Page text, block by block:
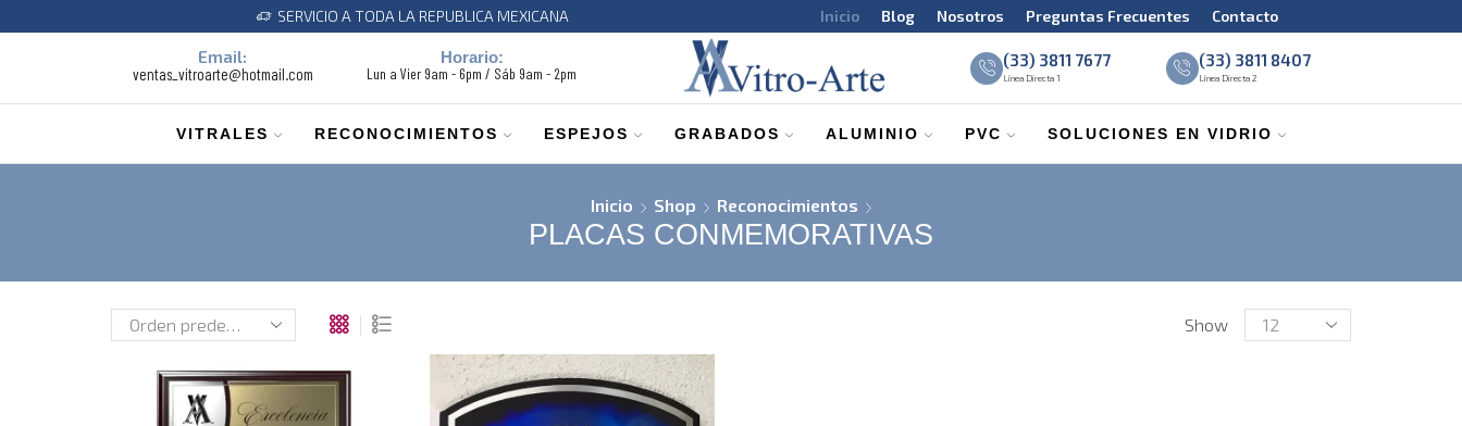
SERVICIO A TODA LA REPUBLICA MEXICANA Inicio Blog Nosotros Preguntas Frecuentes Contacto
Email:
ventas_vitroarte@hotmail.com
Horario:
Lun a Vier 9am - 6pm / Sáb 9am - 2pm
(33) 3811 7677
Línea Directa 1
(33) 3811 8407
Línea Directa 2
VITRALES RECONOCIMIENTOS ESPEJOS GRABADOS ALUMINIO PVC SOLUCIONES EN VIDRIO
Inicio Shop Reconocimientos
PLACAS CONMEMORATIVAS
Show